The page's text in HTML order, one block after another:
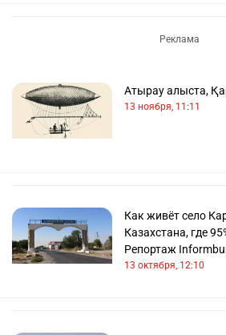
Атырау алыста,
13 ноября, 11:11
Как живёт село
Казахстана, где
Репортаж
13 октября, 12:10